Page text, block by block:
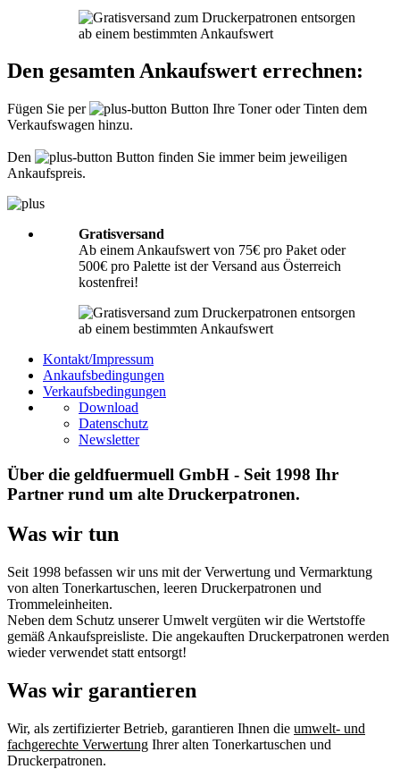
Informationen hierzu finden Sie unter Richtig packen.
Bitte legen Sie Ihrer Lieferung immer den
Angaben bei: Firmenname, Ansprechpartner, Adresse, Telefon- und
Faxnummer, Email-Adresse und Steuernummer. Falls Sie als Privatperson
senden, benötigen wir nur Ihren Namen, Adresse, Telefonnummer und
Tinten ist nicht erforderlich.
Den gesamten Ankaufswert errechnen:
Fügen Sie per
Button Ihre Toner oder Tinten dem
Verkaufswagen hinzu.
Den
Button finden Sie immer beim jeweiligen
Ankaufspreis.
Gratisversand
Ab einem Ankaufswert von 75€ pro Paket oder
500€ pro Palette ist der Versand aus Österreich
kostenfrei!
Kontakt/Impressum
Ankaufsbedingungen
Verkaufsbedingungen
Download
Datenschutz
Newsletter
Über die geldfuermuell GmbH - Seit 1998 Ihr
Partner rund um alte Druckerpatronen.
Was wir tun
Seit 1998 befassen wir uns mit der Verwertung und Vermarktung
von alten Tonerkartuschen, leeren Druckerpatronen und
Trommeleinheiten.
Neben dem Schutz unserer Umwelt vergüten wir die Wertstoffe
gemäß Ankaufspreisliste. Die angekauften Druckerpatronen werden
wieder verwendet statt entsorgt!
Was wir garantieren
Wir, als zertifizierter Betrieb, garantieren Ihnen die umwelt- und
fachgerechte Verwertung Ihrer alten Tonerkartuschen und
Druckerpatronen.